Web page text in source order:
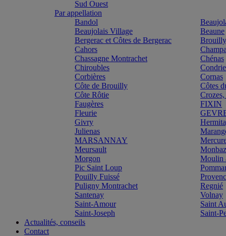
Sud Ouest
Par appellation
Bandol
Beaujolais Village
Beaune
Bergerac et Côtes de Bergerac
Brouilly
Cahors
Chassagne Montrachet
Chénas
Chiroubles
Corbières
Cornas
Côte de Brouilly
Côtes
Côte Rôtie
Faugères
FIXIN
Fleurie
Givry
Julienas
MARSANNAY
Meursault
Morgon
Moulin
Pic Saint Loup
Pouilly Fuissé
Puligny Montrachet
Regnié
Santenay
Volnay
Saint-Amour
Saint
Saint-Joseph
Saint-
Actualités, conseils
Contact